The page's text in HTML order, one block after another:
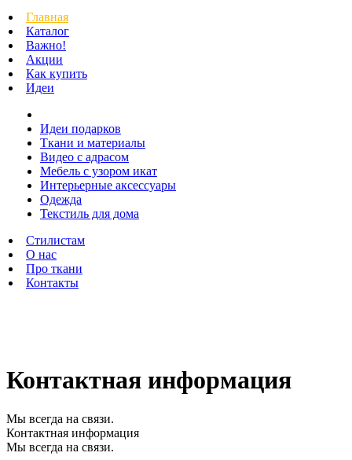
Главная
Каталог
Важно!
Акции
Как купить
Идеи
Идеи подарков
Ткани и материалы
Видео с адрасом
Мебель с узором икат
Интерьерные аксессуары
Одежда
Текстиль для дома
Стилистам
О нас
Про ткани
Контакты
Контактная информация
Мы всегда на связи.
Контактная информация
Мы всегда на связи.